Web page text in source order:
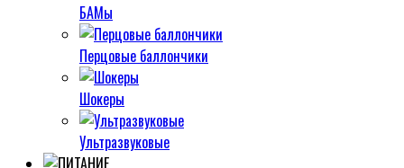
БАМы
Перцовые баллончики
Шокеры
Ультразвуковые